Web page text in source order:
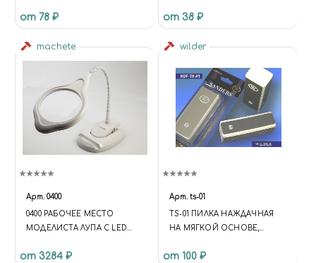
от 78 ₽ от 38 ₽
machete
Арт. 0400
0400 РАБОЧЕЕ МЕСТО
МОДЕЛИСТА ЛУПА С LED
от 3284 ₽
wilder
Арт. ts-01
TS-01 ПИЛКА НАЖДАЧНАЯ
НА МЯГКОЙ ОСНОВЕ,
от 100 ₽